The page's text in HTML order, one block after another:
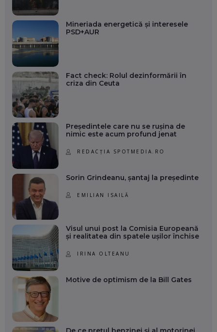
Mineriada energetică și interesele
PSD+AUR
Fact check: Rolul dezinformării în
criza din Ceuta
Președintele care nu se rușina de
nimic este acum profund jenat
REDACȚIA SPOTMEDIA.RO
Sorin Grindeanu, șantaj la președinte
EMILIAN ISAILĂ
Visul unui post la Comisia Europeană
și realitatea din spatele ușilor închise
IRINA OLTEANU
Motive de optimism de la Bill Gates